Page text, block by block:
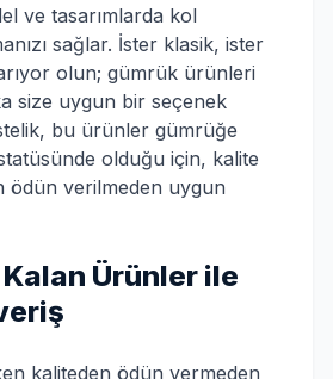
ve tasarımlarda kol
sağlar. İster klasik, ister
olun; gümrük ürünleri
size uygun bir seçenek
bu ürünler gümrüğe
olduğu için, kalite
ödün verilmeden uygun
Ürünler ile
kaliteden ödün vermeden